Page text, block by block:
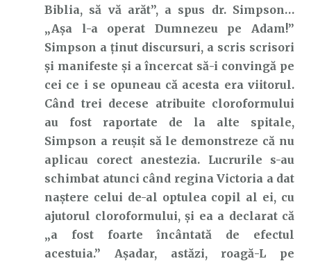
Biblia, să vă arăt”, a spus dr. Simpson…
„Așa l-a operat Dumnezeu pe Adam!”
Simpson a ținut discursuri, a scris scrisori
și manifeste și a încercat să-i convingă pe
cei ce i se opuneau că acesta era viitorul.
Când trei decese atribuite cloroformului
au fost raportate de la alte spitale,
Simpson a reușit să le demonstreze că nu
aplicau corect anestezia. Lucrurile s-au
schimbat atunci când regina Victoria a dat
naștere celui de-al optulea copil al ei, cu
ajutorul cloroformului, și ea a declarat că
„a fost foarte încântată de efectul
acestuia.” Așadar, astăzi, roagă-L pe